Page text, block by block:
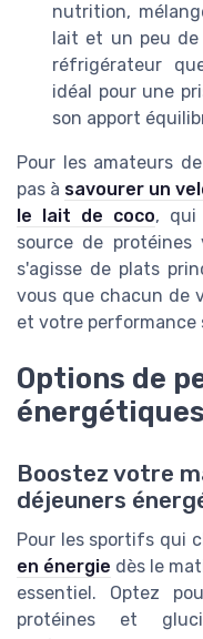
nutrition,
lait et un peu
réfrigérateur
idéal pour une
son apport
Pour les amateurs
pas à savourer un
le lait de coco, qui
source de protéines
s'agisse de plats
vous que chacun de
et votre performance
Options de
énergétiques
Boostez votre
déjeuners
Pour les sportifs qui
en énergie dès le
essentiel. Optez
protéines et